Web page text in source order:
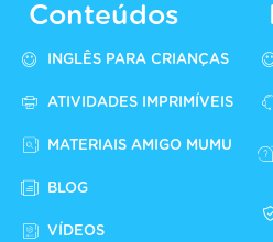
Conteúdos
INGLÊS PARA CRIANÇAS
ATIVIDADES IMPRIMÍVEIS
MATERIAIS AMIGO MUMU
BLOG
VÍDEOS